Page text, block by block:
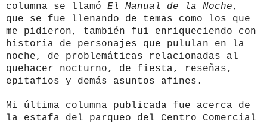
columna se llamó El Manual de la Noche,
que se fue llenando de temas como los que
me pidieron, también fui enriqueciendo con
historia de personajes que pululan en la
noche, de problemáticas relacionadas al
quehacer nocturno, de fiesta, reseñas,
epitafios y demás asuntos afines.
Mi última columna publicada fue acerca de
la estafa del parqueo del Centro Comercial